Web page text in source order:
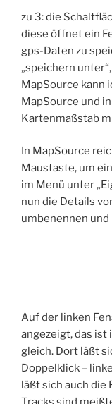
zu 3: die
diese öffnet ein
gps-Daten zu
„speichern
MapSource kann
MapSource und
Kartenmaßstab
In MapSource
Maustaste, um
im Menü unter
nun die Details
umbenennen
Auf der linken
angezeigt, das ist
gleich. Dort läßt
Doppelklick –
läßt sich auch die